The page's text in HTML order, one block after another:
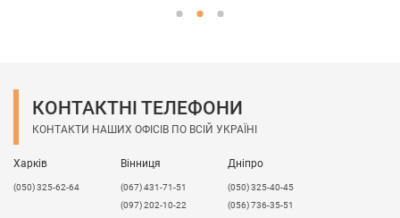
КОНТАКТНІ ТЕЛЕФОНИ
КОНТАКТИ НАШИХ ОФІСІВ ПО ВСІЙ УКРАЇНІ
Харків
(050) 325-62-64
Вінниця
(067) 431-71-51
(097) 202-10-22
Дніпро
(050) 325-40-45
(056) 736-35-51